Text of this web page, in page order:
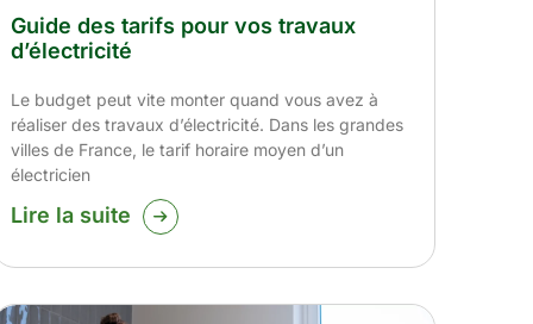
Guide des tarifs pour vos travaux
d’électricité
Le budget peut vite monter quand vous avez à
réaliser des travaux d’électricité. Dans les grandes
villes de France, le tarif horaire moyen d’un
électricien
Lire la suite